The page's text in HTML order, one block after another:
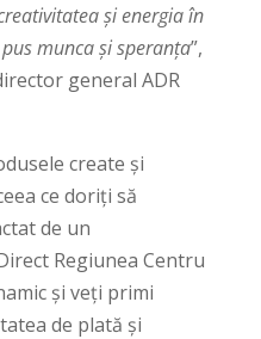
și energia în
munca și speranța”,
general ADR
create și
ce doriți să
de un
Regiunea Centru
și veți primi
de plată și